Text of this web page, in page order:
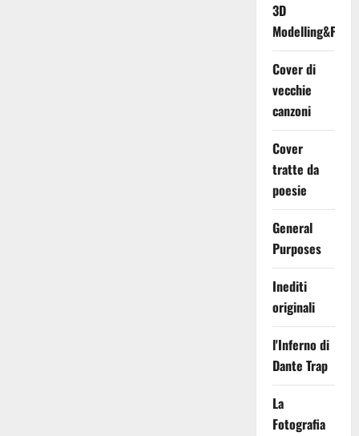
3D
Cover di
vecchie
canzoni
Cover
tratte da
poesie
General
Purposes
Inediti
originali
l'Inferno di
Dante Trap
La
Fotografia